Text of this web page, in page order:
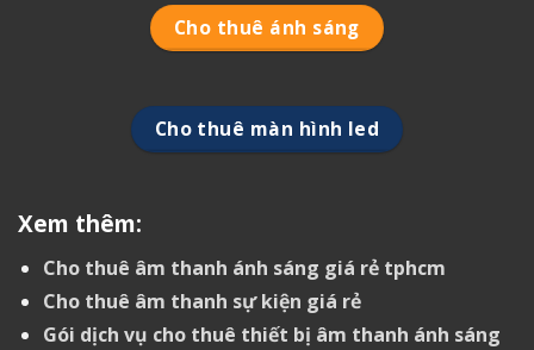
Cho thuê ánh sáng
Cho thuê màn hình led
Xem thêm:
Cho thuê âm thanh ánh sáng giá rẻ tphcm
Cho thuê âm thanh sự kiện giá rẻ
Gói dịch vụ cho thuê thiết bị âm thanh ánh sáng